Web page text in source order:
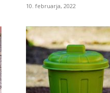
10. februarja, 2022